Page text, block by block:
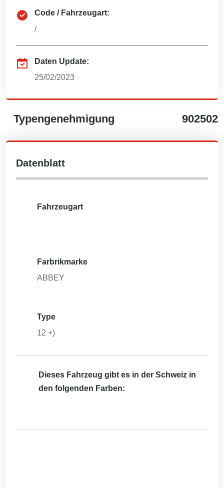
Code / Fahrzeugart:
/
Daten Update:
25/02/2023
Typengenehmigung 902502
Datenblatt
Fahrzeugart
Farbrikmarke
ABBEY
Type
12 +)
Dieses Fahrzeug gibt es in der Schweiz in
den folgenden Farben: